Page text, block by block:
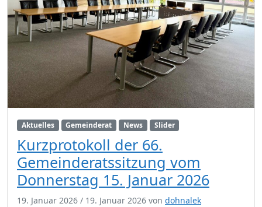
Aktuelles Gemeinderat News Slider
Kurzprotokoll der 66.
Gemeinderatssitzung vom
Donnerstag 15. Januar 2026
19. Januar 2026 / 19. Januar 2026 von dohnalek